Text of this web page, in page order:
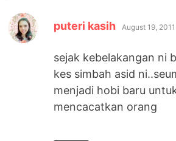
puteri kasih says:
August 19,
sejak kebelakangan ni
kes simbah asid
menjadi hobi baru
mencacatkan orang